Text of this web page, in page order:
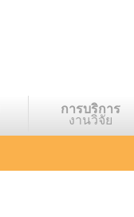
การบริการ
งานวิจัย